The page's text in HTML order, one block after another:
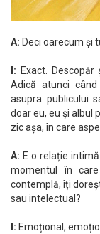
A: Deci oarecum și
I: Exact.
Adică atunci
asupra publicului
doar eu, eu și albul
zic așa, în care
A: E o relație
momentul în
contemplă, îți
sau intelectual?
I: Emoțional,